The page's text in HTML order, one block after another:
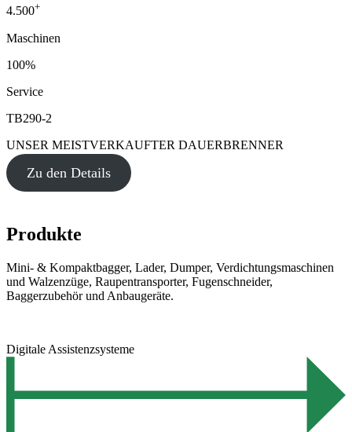
4.500+
Maschinen
100%
Service
TB290-2
UNSER MEISTVERKAUFTER DAUERBRENNER
Zu den Details
Produkte
Mini- & Kompaktbagger, Lader, Dumper, Verdichtungsmaschinen
und Walzenzüge, Raupentransporter, Fugenschneider,
Baggerzubehör und Anbaugeräte.
Digitale Assistenzsysteme